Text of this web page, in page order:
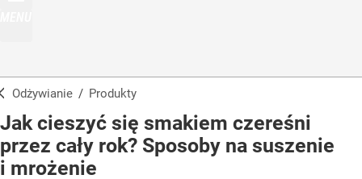
Odżywianie / Produkty
Jak cieszyć się smakiem czereśni
przez cały rok? Sposoby na suszenie
i mrożenie